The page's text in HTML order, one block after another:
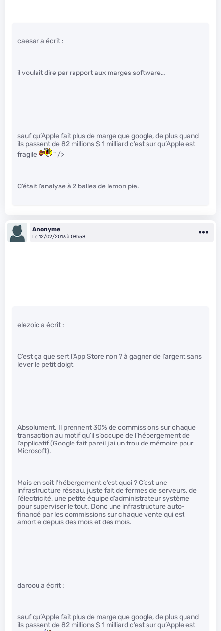
caesar a écrit :
il voulait dire par rapport aux marges software…
sauf qu’Apple fait plus de marge que google, de plus quand
ils passent de 82 millions $ 1 milliard c’est sur qu’Apple est
fragile
" />
C’était l’analyse à 2 balles de lemon pie.
Anonyme
Le 12/02/2013 à 08h58
elezoic a écrit :
C’est ça que sert l’App Store non ? à gagner de l’argent sans
lever le petit doigt.
Absolument. Il prennent 30% de commissions sur chaque
transaction au motif qu’il s’occupe de l’hébergement de
l’applicatif (Google fait pareil j’ai un trou de mémoire pour
Microsoft).
Mais en soit l’hébergement c’est quoi ? C’est une
infrastructure réseau, juste fait de fermes de serveurs, de
l’électricité, une petite équipe d’administrateur système
pour superviser le tout. Donc une infrastructure auto-
financé par les commissions sur chaque vente qui est
amortie depuis des mois et des mois.
daroou a écrit :
sauf qu’Apple fait plus de marge que google, de plus quand
ils passent de 82 millions $ 1 milliard c’est sur qu’Apple est